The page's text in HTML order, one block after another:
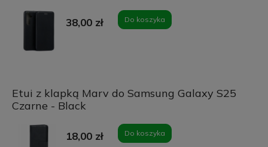
38,00 zł Do koszyka
Etui z klapką Marv do Samsung Galaxy S25
Czarne - Black
18,00 zł Do koszyka